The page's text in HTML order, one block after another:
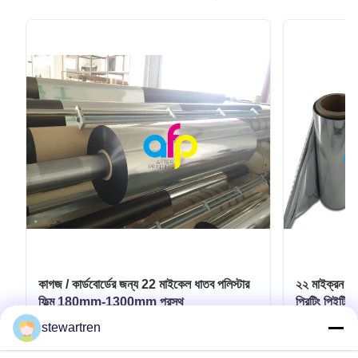
কাগজ / কার্ডবোর্ডের জন্য 22 মাইকেল ধাতব পলিস্টার
ফিল্ম 180mm-1300mm প্রস্থ
২২ মাইক্রন
প্রিন্টিং
stewartren